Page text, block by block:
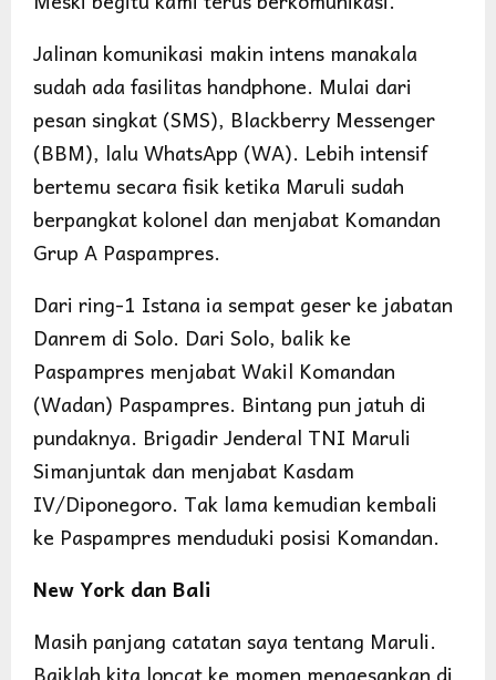
Jalinan komunikasi makin intens manakala
sudah ada fasilitas handphone. Mulai dari
pesan singkat (SMS), Blackberry Messenger
(BBM), lalu WhatsApp (WA). Lebih intensif
bertemu secara fisik ketika Maruli sudah
berpangkat kolonel dan menjabat Komandan
Grup A Paspampres.
Dari ring-1 Istana ia sempat geser ke jabatan
Danrem di Solo. Dari Solo, balik ke
Paspampres menjabat Wakil Komandan
(Wadan) Paspampres. Bintang pun jatuh di
pundaknya. Brigadir Jenderal TNI Maruli
Simanjuntak dan menjabat Kasdam
IV/Diponegoro. Tak lama kemudian kembali
ke Paspampres menduduki posisi Komandan.
New York dan Bali
Masih panjang catatan saya tentang Maruli.